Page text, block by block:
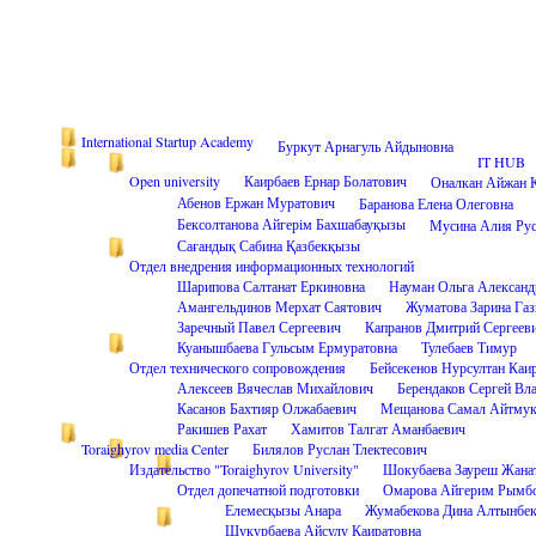
International Startup Academy
Буркут Арнагуль Айдыновна
IT HUB
Open university
Каирбаев Ернар Болатович
Оналкан Айжан
Абенов Ержан Муратович
Баранова Елена Олеговна
Бексолтанова Айгерім Бахшабауқызы
Мусина Алия
Сағандық Сабина Қазбекқызы
Отдел внедрения информационных технологий
Шарипова Салтанат Еркиновна
Науман Ольга
Амангельдинов Мерхат Саятович
Жуматова Зарина
Заречный Павел Сергеевич
Капранов Дмитрий
Куанышбаева Гульсым Ермуратовна
Тулебаев Тимур
Отдел технического сопровождения
Бейсекенов Нурсултан
Алексеев Вячеслав Михайлович
Берендаков Сергей
Касанов Бахтияр Олжабаевич
Мещанова Самал
Ракишев Рахат
Хамитов Талгат Аманбаевич
Toraighyrov media Center
Билялов Руслан Тлектесович
Издательство "Toraighyrov University"
Шокубаева Зауреш
Отдел допечатной подготовки
Омарова Айгерим
Елемесқызы Анара
Жумабекова Дина
Шукурбаева Айсулу Каиратовна